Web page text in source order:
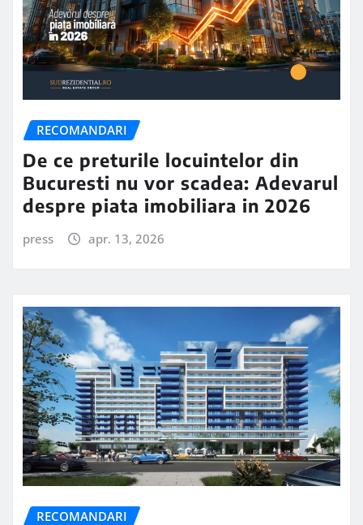
RECOMANDARI
De ce preturile locuintelor din
Bucuresti nu vor scadea: Adevarul
despre piata imobiliara in 2026
press apr. 13, 2026
RECOMANDARI